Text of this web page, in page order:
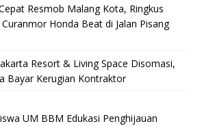
Resmob Malang Kota, Ringkus
Curanmor Honda Beat di Jalan Pisang
Resort & Living Space Disomasi,
Bayar Kerugian Kontraktor
UM BBM Edukasi Penghijauan